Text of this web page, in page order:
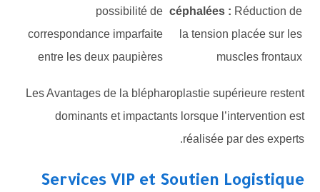
céphalées : Réduction de
la tension placée sur les
muscles frontaux
possibilité de
correspondance imparfaite
entre les deux paupières
Les Avantages de la blépharoplastie supérieure restent
dominants et impactants lorsque l’intervention est
réalisée par des experts.
Services VIP et Soutien Logistique